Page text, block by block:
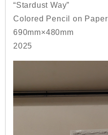
“Stardust Way”
Colored Pencil on Paper
690mm×480mm
2025